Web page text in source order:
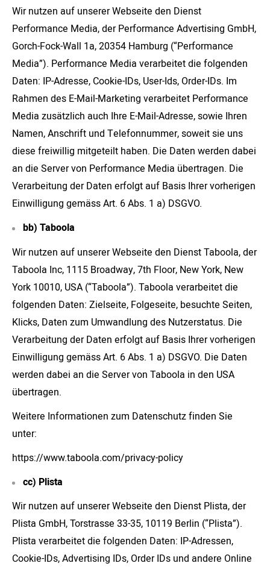
Wir nutzen auf unserer Webseite den Dienst
Performance Media, der Performance Advertising GmbH,
Gorch-Fock-Wall 1a, 20354 Hamburg (“Performance
Media”). Performance Media verarbeitet die folgenden
Daten: IP-Adresse, Cookie-IDs, User-Ids, Order-IDs. Im
Rahmen des E-Mail-Marketing verarbeitet Performance
Media zusätzlich auch Ihre E-Mail-Adresse, sowie Ihren
Namen, Anschrift und Telefonnummer, soweit sie uns
diese freiwillig mitgeteilt haben. Die Daten werden dabei
an die Server von Performance Media übertragen. Die
Verarbeitung der Daten erfolgt auf Basis Ihrer vorherigen
Einwilligung gemäss Art. 6 Abs. 1 a) DSGVO.
bb) Taboola
Wir nutzen auf unserer Webseite den Dienst Taboola, der
Taboola Inc, 1115 Broadway, 7th Floor, New York, New
York 10010, USA (“Taboola”). Taboola verarbeitet die
folgenden Daten: Zielseite, Folgeseite, besuchte Seiten,
Klicks, Daten zum Umwandlung des Nutzerstatus. Die
Verarbeitung der Daten erfolgt auf Basis Ihrer vorherigen
Einwilligung gemäss Art. 6 Abs. 1 a) DSGVO. Die Daten
werden dabei an die Server von Taboola in den USA
übertragen.
Weitere Informationen zum Datenschutz finden Sie
unter:
https://www.taboola.com/privacy-policy
cc) Plista
Wir nutzen auf unserer Webseite den Dienst Plista, der
Plista GmbH, Torstrasse 33-35, 10119 Berlin (“Plista”).
Plista verarbeitet die folgenden Daten: IP-Adressen,
Cookie-IDs, Advertising IDs, Order IDs und andere Online